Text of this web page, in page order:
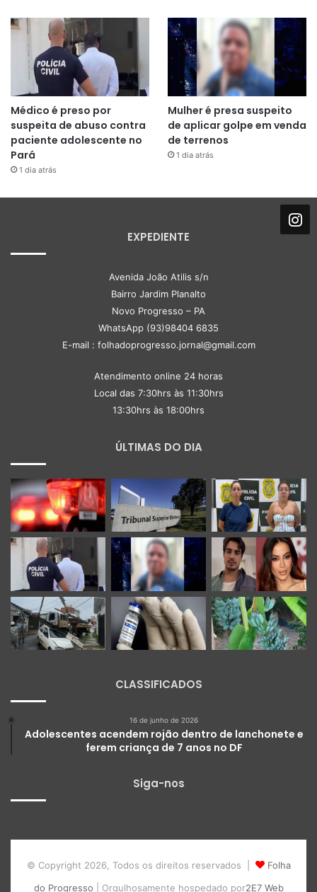
Médico é preso por
suspeita de abuso contra
paciente adolescente no
Pará
1 dia atrás
Mulher é presa suspeito
de aplicar golpe em venda
de terrenos
1 dia atrás
EXPEDIENTE
Avenida João Atilis s/n
Bairro Jardim Planalto
Novo Progresso – PA
WhatsApp (93)98404 6835
E-mail : folhadoprogresso.jornal@gmail.com
Atendimento online 24 horas
Local das 7:30hrs às 11:30hrs
13:30hrs às 18:00hrs
ÚLTIMAS DO DIA
CLASSIFICADOS
16 de junho de 2026
Adolescentes acendem rojão dentro de lanchonete e
ferem criança de 7 anos no DF
Siga-nos
© Copyright 2026, Todos os direitos reservados |
Folha
do Progresso | Orgulhosamente hospedado por2E7 Web